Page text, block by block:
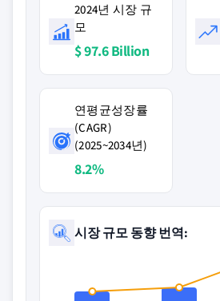
2024년 시장 규
모
$ 97.6 Billion
연평균성장률
(CAGR)
(2025~2034년)
8.2%
시장 규모 동향 번역: